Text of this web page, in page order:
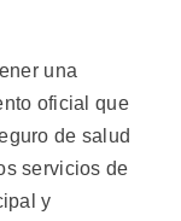
una
oficial que
de salud
servicios de
y